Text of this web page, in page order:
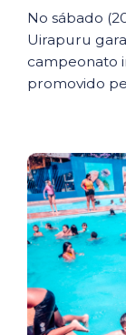
No sábado
Uirapuru
campeonato
promovido